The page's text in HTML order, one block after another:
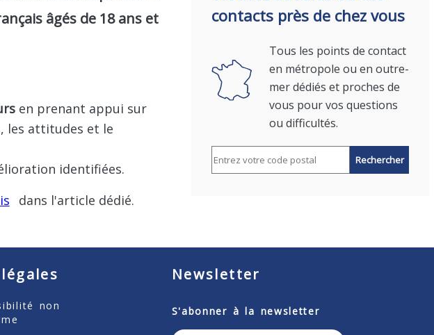
âgés de 18 ans et
en prenant appui sur
les attitudes et le
identifiées.
dans l'article dédié.
contacts près de chez vous
Tous les points de contact
en métropole ou en outre-
mer dédiés et proches de
vous pour vos questions
ou difficultés.
non
Newsletter
Formulaire d’inscription à la
S'abonner à la newsletter